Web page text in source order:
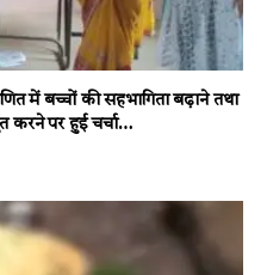
में बच्चों की सहभागिता बढ़ाने तथा
करने पर हुई चर्चा…